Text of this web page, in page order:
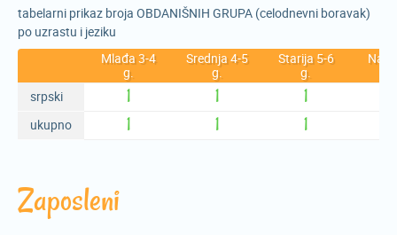
tabelarni prikaz broja OBDANIŠNIH GRUPA (celodnevni boravak)
po uzrastu i jeziku
Mlađa 3-4
g.
Srednja 4-5
g.
Starija 5-6
g.
srpski
1 1 1
ukupno 1 1 1
Zaposleni